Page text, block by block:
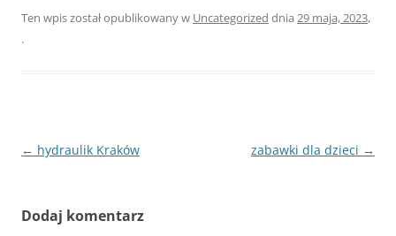
Ten wpis został opublikowany w Uncategorized dnia 29 maja, 2023,
.
Nawigacja
← hydraulik Kraków zabawki dla dzieci →
Dodaj komentarz